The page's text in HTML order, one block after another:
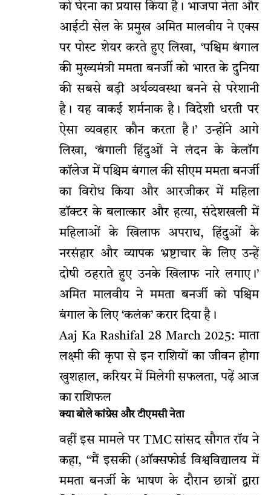
को घेरना का प्रयास किया है। भाजपा नेता और
आईटी सेल के प्रमुख अमित मालवीय ने एक्स
पर पोस्ट शेयर करते हुए लिखा, ‘पश्चिम बंगाल
की मुख्यमंत्री ममता बनर्जी को भारत के दुनिया
की सबसे बड़ी अर्थव्यवस्था बनने से परेशानी
है। यह वाकई शर्मनाक है। विदेशी धरती पर
ऐसा व्यवहार कौन करता है।’ उन्होंने आगे
लिखा, ‘बंगाली हिंदुओं ने लंदन के केलॉग
कॉलेज में पश्चिम बंगाल की सीएम ममता बनर्जी
का विरोध किया और आरजीकर में महिला
डॉक्टर के बलात्कार और हत्या, संदेशखली में
महिलाओं के खिलाफ अपराध, हिंदुओं के
नरसंहार और व्यापक भ्रष्टाचार के लिए उन्हें
दोषी ठहराते हुए उनके खिलाफ नारे लगाए।’
अमित मालवीय ने ममता बनर्जी को पश्चिम
बंगाल के लिए ‘कलंक’ करार दिया है।
Aaj Ka Rashifal 28 March 2025: माता
लक्ष्मी की कृपा से इन राशियों का जीवन होगा
खुशहाल, करियर में मिलेगी सफलता, पढ़ें आज
का राशिफल
क्या बोले कांग्रेस और टीएमसी नेता
वहीं इस मामले पर TMC सांसद सौगत रॉय ने
कहा, “मैं इसकी (ऑक्सफोर्ड विश्वविद्यालय में
ममता बनर्जी के भाषण के दौरान छात्रों द्वारा